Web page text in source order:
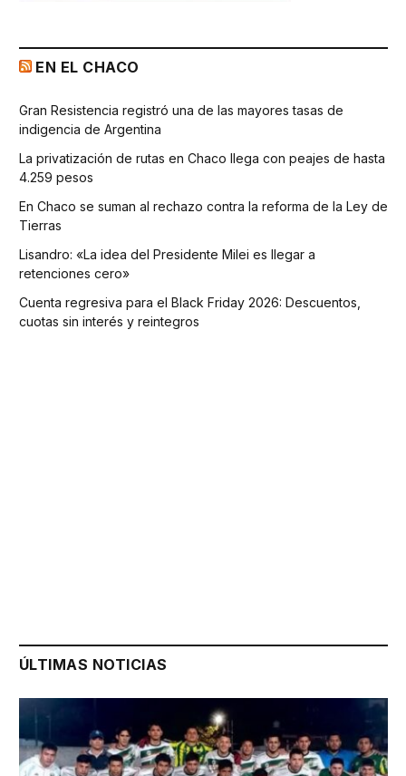
EN EL CHACO
Gran Resistencia registró una de las mayores tasas de
indigencia de Argentina
La privatización de rutas en Chaco llega con peajes de hasta
4.259 pesos
En Chaco se suman al rechazo contra la reforma de la Ley de
Tierras
Lisandro: «La idea del Presidente Milei es llegar a
retenciones cero»
Cuenta regresiva para el Black Friday 2026: Descuentos,
cuotas sin interés y reintegros
ÚLTIMAS NOTICIAS